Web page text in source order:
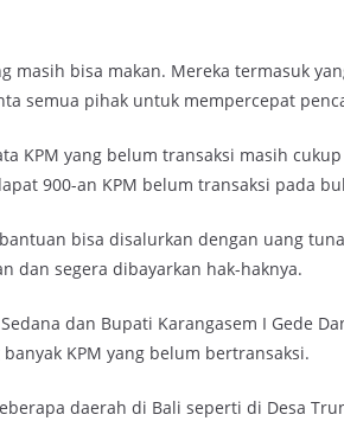
masih bisa makan. Mereka termasuk
semua pihak untuk mempercepat
KPM yang belum transaksi masih
900-an KPM belum transaksi pada
bisa disalurkan dengan uang
dan segera dibayarkan hak-haknya.
dan Bupati Karangasem I Gede
KPM yang belum bertransaksi.
daerah di Bali seperti di Desa